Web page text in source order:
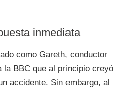
inmediata
como Gareth, conductor
la BBC que al principio creyó
accidente. Sin embargo, al